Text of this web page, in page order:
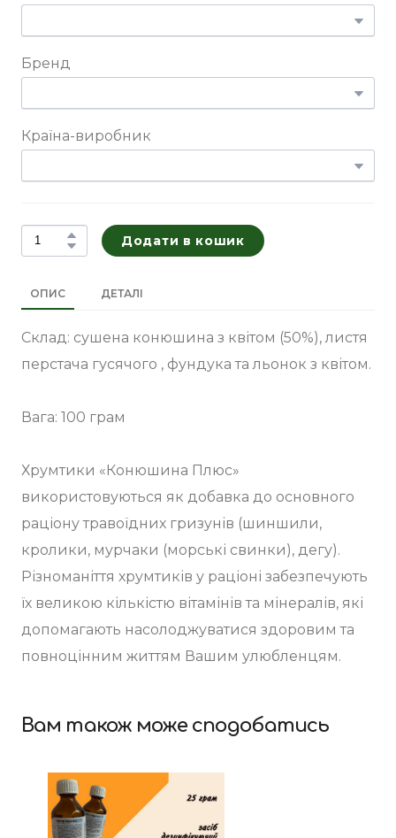
Бренд
Країна-виробник
Додати в кошик
ОПИС ДЕТАЛІ
Склад: сушена конюшина з квітом (50%), листя
перстача гусячого , фундука та льонок з квітом.
Вага: 100 грам
Хрумтики «Конюшина Плюс»
використовуються як добавка до основного
раціону травоїдних гризунів (шиншили,
кролики, мурчаки (морські свинки), дегу).
Різноманіття хрумтиків у раціоні забезпечують
їх великою кількістю вітамінів та мінералів, які
допомагають насолоджуватися здоровим та
повноцінним життям Вашим улюбленцям.
Вам також може сподобатись